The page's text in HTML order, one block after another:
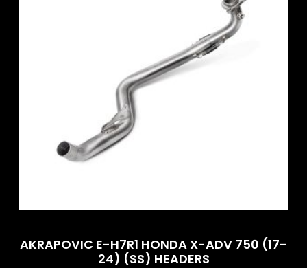
AKRAPOVIC E-H7R1 HONDA X-ADV 750 (17-
24) (SS) HEADERS